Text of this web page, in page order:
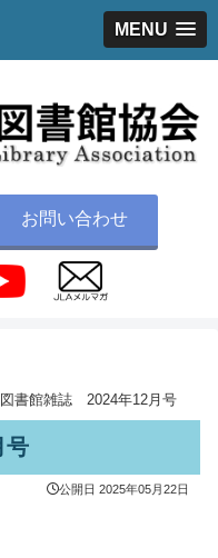
MENU
お問い合わせ
図書館雑誌 2024年12月号
号
公開日 2025年05月22日